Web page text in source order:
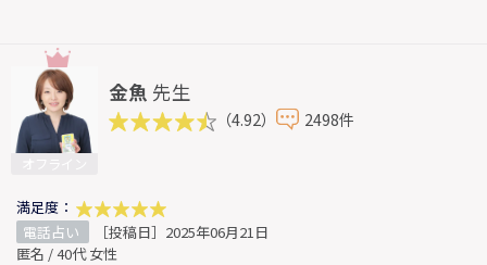
金魚 先生
（4.92） 2498件
満足度：
電話占い
［投稿日］2025年06月21日
匿名 / 40代 女性